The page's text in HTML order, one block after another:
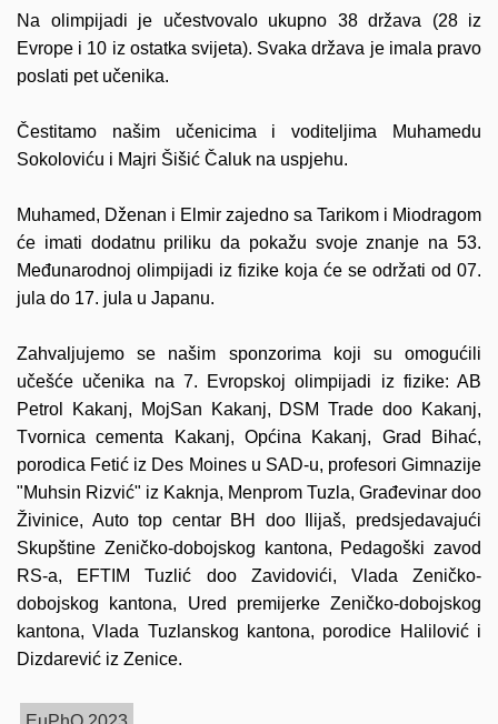
Na olimpijadi je učestvovalo ukupno 38 država (28 iz
Evrope i 10 iz ostatka svijeta). Svaka država je imala pravo
poslati pet učenika.
Čestitamo našim učenicima i voditeljima Muhamedu
Sokoloviću i Majri Šišić Čaluk na uspjehu.
Muhamed, Dženan i Elmir zajedno sa Tarikom i Miodragom
će imati dodatnu priliku da pokažu svoje znanje na 53.
Međunarodnoj olimpijadi iz fizike koja će se održati od 07.
jula do 17. jula u Japanu.
Zahvaljujemo se našim sponzorima koji su omogućili
učešće učenika na 7. Evropskoj olimpijadi iz fizike: AB
Petrol Kakanj, MojSan Kakanj, DSM Trade doo Kakanj,
Tvornica cementa Kakanj, Općina Kakanj, Grad Bihać,
porodica Fetić iz Des Moines u SAD-u, profesori Gimnazije
"Muhsin Rizvić" iz Kaknja, Menprom Tuzla, Građevinar doo
Živinice, Auto top centar BH doo Ilijaš, predsjedavajući
Skupštine Zeničko-dobojskog kantona, Pedagoški zavod
RS-a, EFTIM Tuzlić doo Zavidovići, Vlada Zeničko-
dobojskog kantona, Ured premijerke Zeničko-dobojskog
kantona, Vlada Tuzlanskog kantona, porodice Halilović i
Dizdarević iz Zenice.